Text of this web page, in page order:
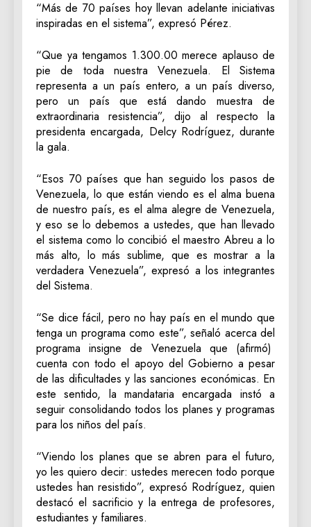
“Más de 70 países hoy llevan adelante iniciativas
inspiradas en el sistema”, expresó Pérez.
“Que ya tengamos 1.300.00 merece aplauso de
pie de toda nuestra Venezuela. El Sistema
representa a un país entero, a un país diverso,
pero un país que está dando muestra de
extraordinaria resistencia”, dijo al respecto la
presidenta encargada, Delcy Rodríguez, durante
la gala.
“Esos 70 países que han seguido los pasos de
Venezuela, lo que están viendo es el alma buena
de nuestro país, es el alma alegre de Venezuela,
y eso se lo debemos a ustedes, que han llevado
el sistema como lo concibió el maestro Abreu a lo
más alto, lo más sublime, que es mostrar a la
verdadera Venezuela”, expresó a los integrantes
del Sistema.
“Se dice fácil, pero no hay país en el mundo que
tenga un programa como este”, señaló acerca del
programa insigne de Venezuela que (afirmó)
cuenta con todo el apoyo del Gobierno a pesar
de las dificultades y las sanciones económicas. En
este sentido, la mandataria encargada instó a
seguir consolidando todos los planes y programas
para los niños del país.
“Viendo los planes que se abren para el futuro,
yo les quiero decir: ustedes merecen todo porque
ustedes han resistido”, expresó Rodríguez, quien
destacó el sacrificio y la entrega de profesores,
estudiantes y familiares.